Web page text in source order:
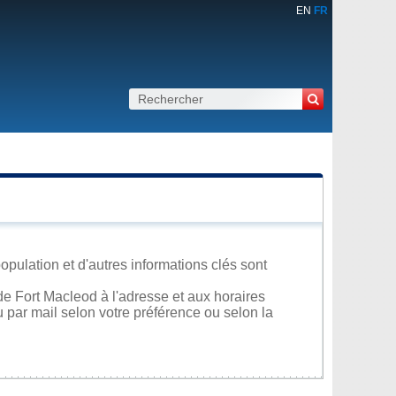
EN FR
et d'autres informations clés sont
Fort Macleod à l'adresse et aux horaires
mail selon votre préférence ou selon la